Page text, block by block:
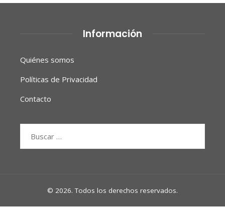
Información
Quiénes somos
Políticas de Privacidad
Contacto
© 2026. Todos los derechos reservados.